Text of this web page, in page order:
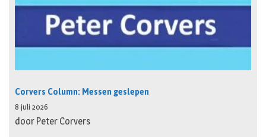
Corvers Column: Messen geslepen
8 juli 2026
door Peter Corvers